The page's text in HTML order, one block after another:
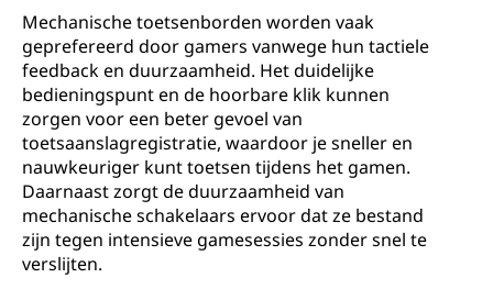
Mechanische toetsenborden worden vaak
geprefereerd door gamers vanwege hun tactiele
feedback en duurzaamheid. Het duidelijke
bedieningspunt en de hoorbare klik kunnen
zorgen voor een beter gevoel van
toetsaanslagregistratie, waardoor je sneller en
nauwkeuriger kunt toetsen tijdens het gamen.
Daarnaast zorgt de duurzaamheid van
mechanische schakelaars ervoor dat ze bestand
zijn tegen intensieve gamesessies zonder snel te
verslijten.